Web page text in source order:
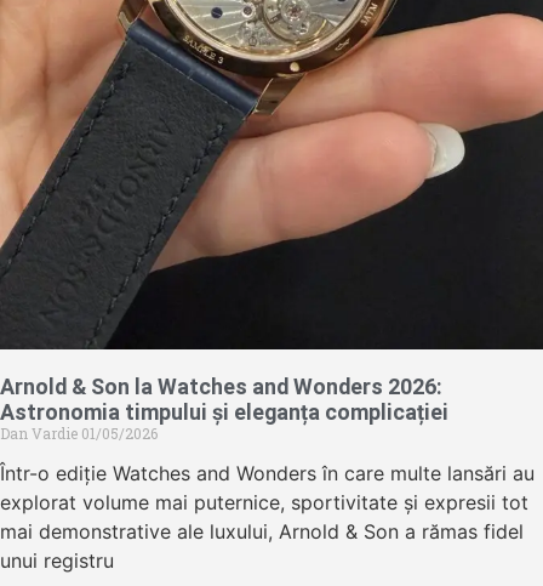
Arnold & Son la Watches and Wonders 2026:
Astronomia timpului și eleganța complicației
Dan Vardie 01/05/2026
Într-o ediție Watches and Wonders în care multe lansări au
explorat volume mai puternice, sportivitate și expresii tot
mai demonstrative ale luxului, Arnold & Son a rămas fidel
unui registru